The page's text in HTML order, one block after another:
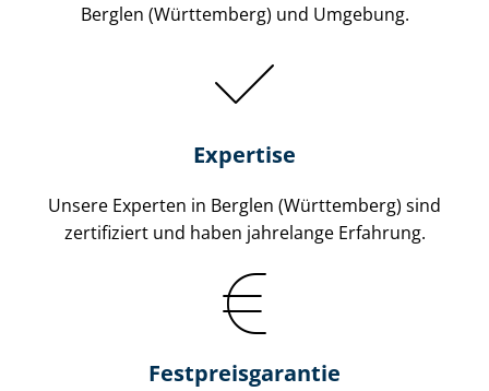
Berglen (Württemberg) und Umgebung.
Expertise
Unsere Experten in Berglen (Württemberg) sind
zertifiziert und haben jahrelange Erfahrung.
Fest­preis­ga­ran­tie